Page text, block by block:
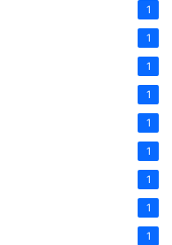
1
1
1
1
1
1
1
1
1